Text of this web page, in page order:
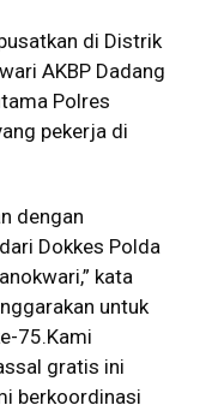
di Distrik
AKBP Dadang
Polres
pekerja di
dengan
Dokkes Polda
kata
untuk
75.Kami
gratis ini
berkoordinasi